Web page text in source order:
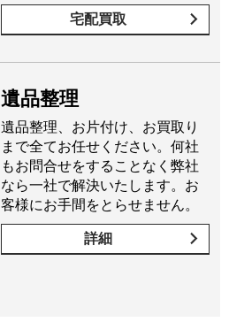
宅配買取
遺品整理
遺品整理、お片付け、お買取り
まで全てお任せください。何社
もお問合せをすることなく弊社
なら一社で解決いたします。お
客様にお手間をとらせません。
詳細